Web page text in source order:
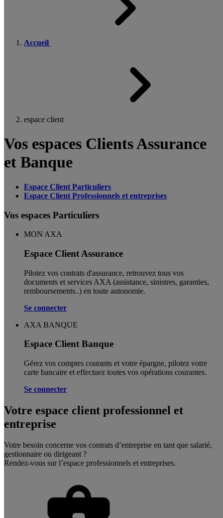
Accueil
espace client
Vos espaces Clients Assurance
et Banque
Espace Client Particuliers
Espace Client Professionnels et entreprises
Vos espaces Particuliers
MON AXA
Espace Client Assurance
Pilotez vos contrats d'assurance, retrouvez tous vos
documents et services AXA (assistance, sinistres, garanties,
remboursements..) en toute autonomie. ​
Se connecter
AXA BANQUE
Espace Client Banque
Gérez vos comptes courants et votre épargne, pilotez votre
carte bancaire et effectuez toutes vos opérations courantes.
Se connecter
Votre espace client professionnel et
entreprise
Votre besoin concerne vos contrats d’entreprise en tant que salarié,
gestionnaire ou dirigeant ?
Rendez-vous sur l’espace professionnels et entreprises.